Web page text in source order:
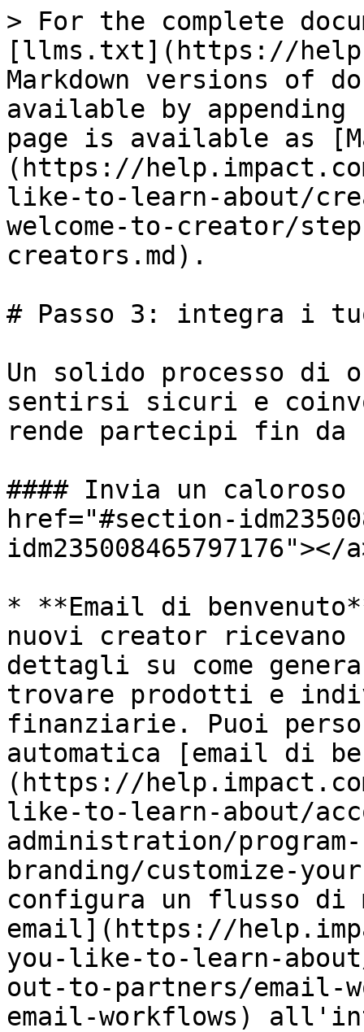
> For the complete
[llms.txt](https://
Markdown versions of
available by
page is available as
(https://
like-to-learn-about/
welcome-to-creator/
creators.md).
# Passo 3: integra i
Un solido processo di
sentirsi sicuri e
rende partecipi fin da
#### Invia un caloroso
href="#section-
idm235008465797176"></
* **Email di
nuovi creator ricevano
dettagli su come
trovare prodotti e
finanziarie. Puoi
automatica [email di
(https://
like-to-learn-about/
administration/
branding/customize-
configura un flusso di
email](https://
you-like-to-learn-
out-to-partners/email-
email-workflows)